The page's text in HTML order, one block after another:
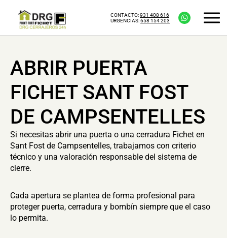
CONTACTO:931 408 616
URGENCIAS:658 154 203
ABRIR PUERTA
FICHET SANT FOST
DE CAMPSENTELLES
Si necesitas abrir una puerta o una cerradura Fichet en
Sant Fost de Campsentelles, trabajamos con criterio
técnico y una valoración responsable del sistema de
cierre.
Cada apertura se plantea de forma profesional para
proteger puerta, cerradura y bombín siempre que el caso
lo permita.